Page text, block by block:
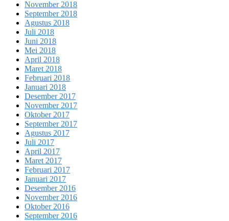
November 2018
September 2018
Agustus 2018
Juli 2018
Juni 2018
Mei 2018
April 2018
Maret 2018
Februari 2018
Januari 2018
Desember 2017
November 2017
Oktober 2017
September 2017
Agustus 2017
Juli 2017
April 2017
Maret 2017
Februari 2017
Januari 2017
Desember 2016
November 2016
Oktober 2016
September 2016